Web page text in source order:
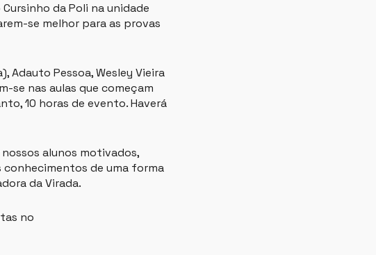
da Poli na unidade
se melhor para as provas
Adauto Pessoa, Wesley Vieira
se nas aulas que começam
10 horas de evento. Haverá
alunos motivados,
de uma forma
da Virada.
no